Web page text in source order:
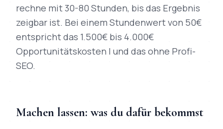
rechne mit 30-80 Stunden, bis das Ergebnis
zeigbar ist. Bei einem Stundenwert von 50€
entspricht das 1.500€ bis 4.000€
Opportunitätskosten | und das ohne Profi-
SEO.
Machen lassen: was du dafür bekommst